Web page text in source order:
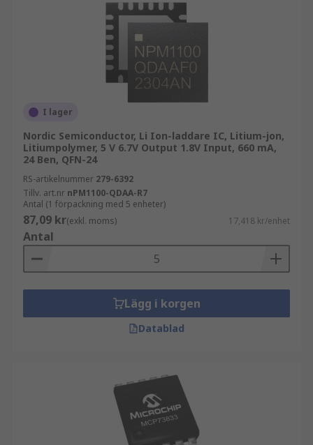
I lager
Nordic Semiconductor, Li Ion-laddare IC, Litium-jon,
Litiumpolymer, 5 V 6.7V Output 1.8V Input, 660 mA,
24 Ben, QFN-24
RS-artikelnummer 279-6392
Tillv. art.nr nPM1100-QDAA-R7
Antal (1 förpackning med 5 enheter)
87,09 kr(exkl. moms) 17,418 kr/enhet
Antal
Lägg i korgen
Datablad